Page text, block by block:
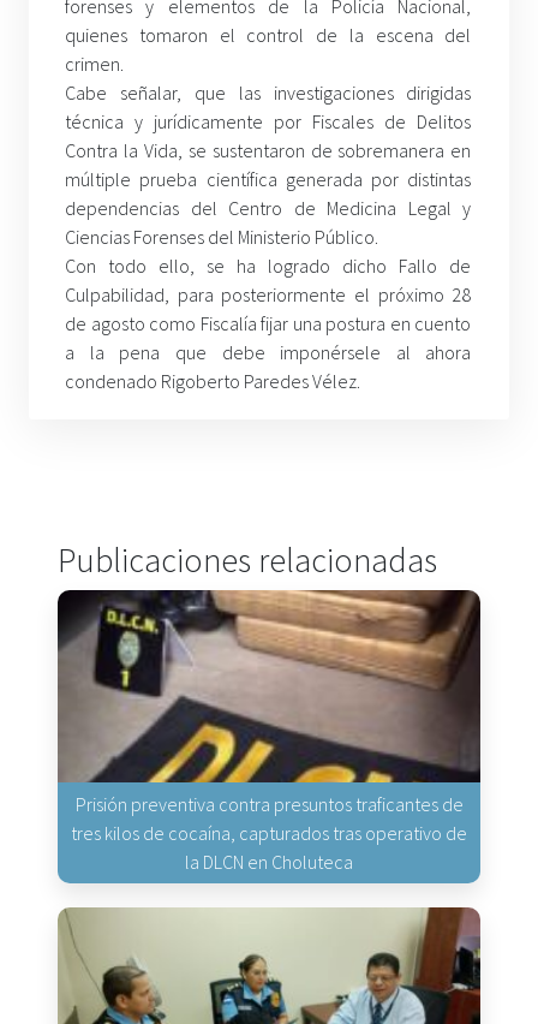
forenses y elementos de la Policía Nacional,
quienes tomaron el control de la escena del
crimen.
Cabe señalar, que las investigaciones dirigidas
técnica y jurídicamente por Fiscales de Delitos
Contra la Vida, se sustentaron de sobremanera en
múltiple prueba científica generada por distintas
dependencias del Centro de Medicina Legal y
Ciencias Forenses del Ministerio Público.
Con todo ello, se ha logrado dicho Fallo de
Culpabilidad, para posteriormente el próximo 28
de agosto como Fiscalía fijar una postura en cuento
a la pena que debe imponérsele al ahora
condenado Rigoberto Paredes Vélez.
Publicaciones relacionadas
Prisión preventiva contra presuntos traficantes de
tres kilos de cocaína, capturados tras operativo de
la DLCN en Choluteca